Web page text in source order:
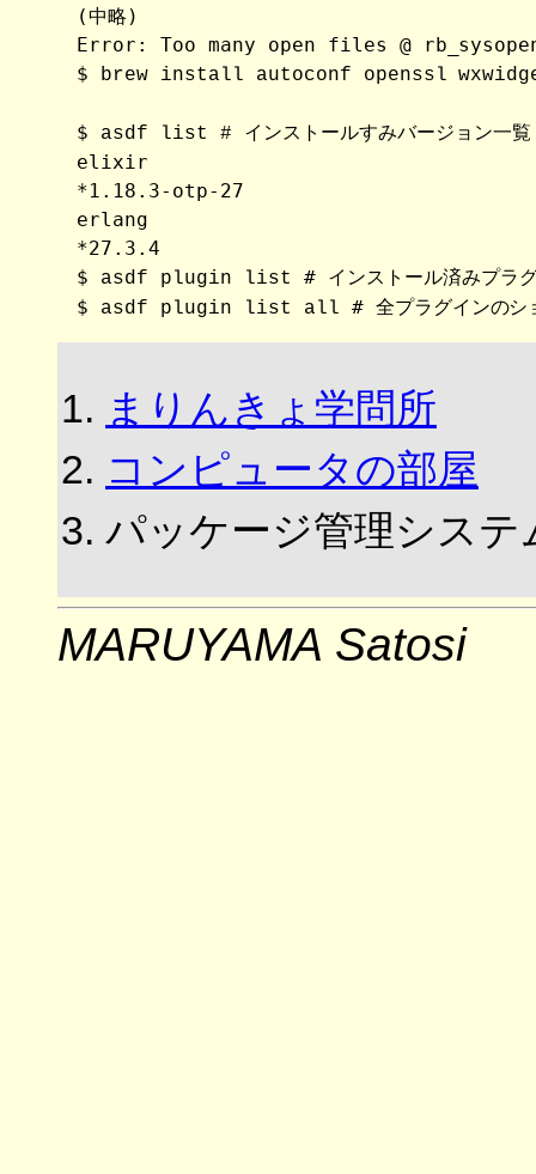
(中略)
Error: Too many open files @
$ brew install autoconf openssl
$ asdf list # インストールすみバージョン一覧
elixir
*1.18.3-otp-27
erlang
*27.3.4
$ asdf plugin list
# インストール済みプラ
$ asdf plugin list all
まりんきょ学問所
コンピュータの部屋
パッケージ管理システ
MARUYAMA Satosi